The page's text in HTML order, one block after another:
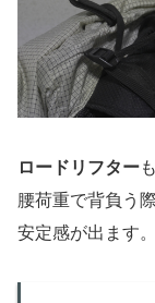
ロードリフター
腰荷重で背負う
安定感が出ます。